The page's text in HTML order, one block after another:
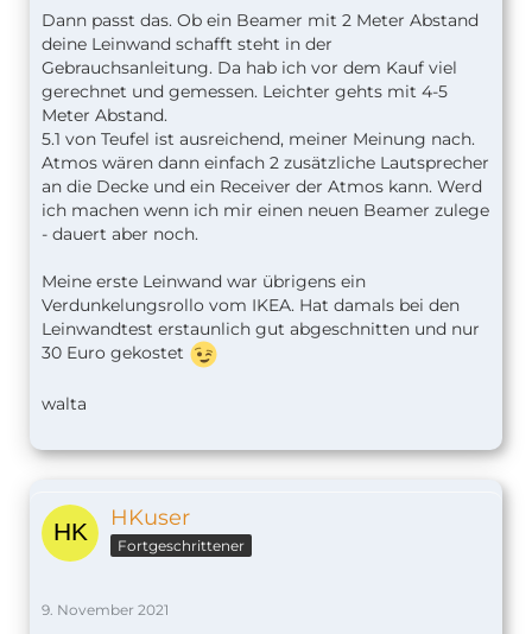
glatt verputzte Wand, wobei mit "glatt
verputzt" natürlich sehr, sehr glatt verputzt
gemeint ist.
Mein Projektor hat eine IR-Fernsteuerung,
die auf Basis eines Rolling Codes arbeitet. Ich
habe weder einen Harmony Hub noch einen
Broadlink RM dazu bringen können, diese
Fernsteuerung zu ersetzen. Somit kann ich
den Projektor nicht in mein Smarthome
einbinden. Da er auch kein HDMI-CEC kann,
werden.
Ich empfehle daher eine Beratung durch ein
Fachgeschäfts, wo man sich so einiges auch
http://www.heimkinoraum.de
Fragen loswerden. Die haben auch bei YouTube ein
Insgesamt betrachtet glaube ich, dass du deinen
500€-Plan lieber fallen lassen solltest. Damit wirst
gebrauchten Projektoren solltest du im Hinterkopf
Dann passt das. Ob ein Beamer mit 2 Meter Abstand
deine Leinwand schafft steht in der
Gebrauchsanleitung. Da hab ich vor dem Kauf viel
gerechnet und gemessen. Leichter gehts mit 4-5
Meter Abstand.
5.1 von Teufel ist ausreichend, meiner Meinung nach.
Atmos wären dann einfach 2 zusätzliche Lautsprecher
an die Decke und ein Receiver der Atmos kann. Werd
ich machen wenn ich mir einen neuen Beamer zulege
- dauert aber noch.
Meine erste Leinwand war übrigens ein
Verdunkelungsrollo vom IKEA. Hat damals bei den
Leinwandtest erstaunlich gut abgeschnitten und nur
30 Euro gekostet
walta
HKuser
Fortgeschrittener
9. November 2021